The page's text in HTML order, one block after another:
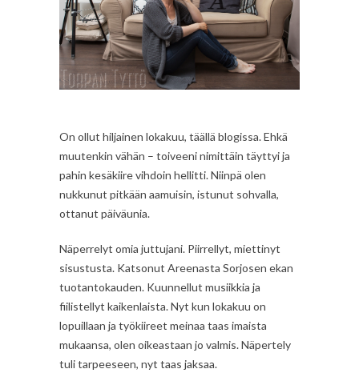
On ollut hiljainen lokakuu, täällä blogissa. Ehkä
muutenkin vähän – toiveeni nimittäin täyttyi ja
pahin kesäkiire vihdoin hellitti. Niinpä olen
nukkunut pitkään aamuisin, istunut sohvalla,
ottanut päiväunia.
Näperrelyt omia juttujani. Piirrellyt, miettinyt
sisustusta. Katsonut Areenasta Sorjosen ekan
tuotantokauden. Kuunnellut musiikkia ja
fiilistellyt kaikenlaista. Nyt kun lokakuu on
lopuillaan ja työkiireet meinaa taas imaista
mukaansa, olen oikeastaan jo valmis. Näpertely
tuli tarpeeseen, nyt taas jaksaa.